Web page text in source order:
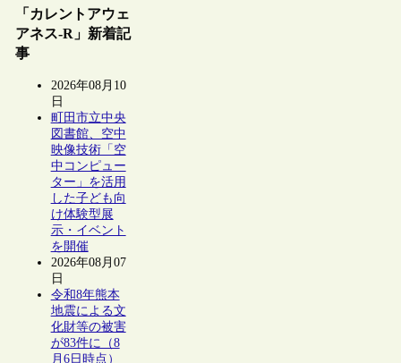
「カレントアウェ
アネス-R」新着記
事
2026年08月10
日
町田市立中央
図書館、空中
映像技術「空
中コンピュー
ター」を活用
した子ども向
け体験型展
示・イベント
を開催
2026年08月07
日
令和8年熊本
地震による文
化財等の被害
が83件に（8
月6日時点）